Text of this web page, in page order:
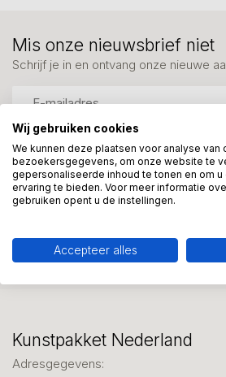
Meer informatie?
We helpen graag met uw keuze of
ons 7 dagen per week: 06-23643267
Klantenservice
Mis onze nieuwsbrief niet
Schrijf je in en ontvang onze nieuwe
Kunstpakket Nederland
Adresgegevens:
Wij gebruiken cookies
We kunnen deze plaatsen voor analyse van
bezoekersgegevens, om onze website te
gepersonaliseerde inhoud te tonen en om
ervaring te bieden. Voor meer informatie
gebruiken opent u de instellingen.
Accepteer alles